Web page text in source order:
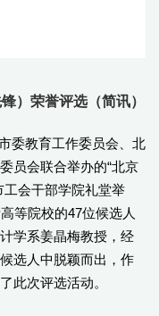
）荣誉评选（简讯）
委教育工作委员会、北
员会联合举办的“北京
工会干部学院礼堂举
等院校的47位候选人
学系姜晶梅教授，经
选人中脱颖而出，作
此次评选活动。